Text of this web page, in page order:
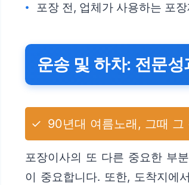
포장 전, 업체가 사용하는 포
운송 및 하차: 전문
✓ 90년대 여름노래, 그때 그
포장이사의 또 다른 중요한 부
이 중요합니다. 또한, 도착지에